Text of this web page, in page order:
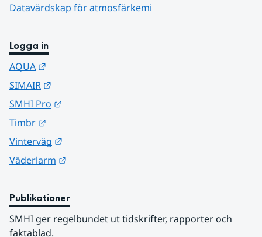
Datavärdskap för atmosfärkemi
Logga in
AQUA
SIMAIR
SMHI Pro
Timbr
Vinterväg
Väderlarm
Publikationer
SMHI ger regelbundet ut tidskrifter, rapporter och
faktablad.